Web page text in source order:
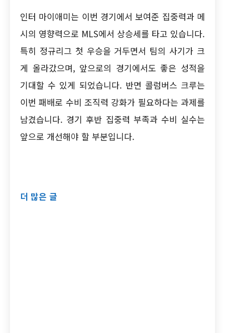
인터 마이애미는 이번 경기에서 보여준 집중력과 메
시의 영향력으로 MLS에서 상승세를 타고 있습니다.
특히 정규리그 첫 우승을 거두면서 팀의 사기가 크
게 올라갔으며, 앞으로의 경기에서도 좋은 성적을
기대할 수 있게 되었습니다. 반면 콜럼버스 크루는
이번 패배로 수비 조직력 강화가 필요하다는 과제를
남겼습니다. 경기 후반 집중력 부족과 수비 실수는
앞으로 개선해야 할 부분입니다.
더 많은 글